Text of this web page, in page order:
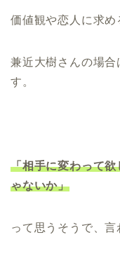
価値観や恋人に求め
兼近大樹さんの場
す。
「相手に変わって
ゃないか」
って思うそうで、言